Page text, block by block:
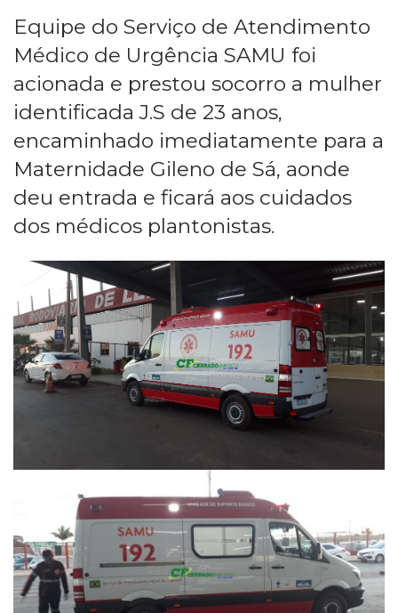
Equipe do Serviço de Atendimento
Médico de Urgência SAMU foi
acionada e prestou socorro a mulher
identificada J.S de 23 anos,
encaminhado imediatamente para a
Maternidade Gileno de Sá, aonde
deu entrada e ficará aos cuidados
dos médicos plantonistas.